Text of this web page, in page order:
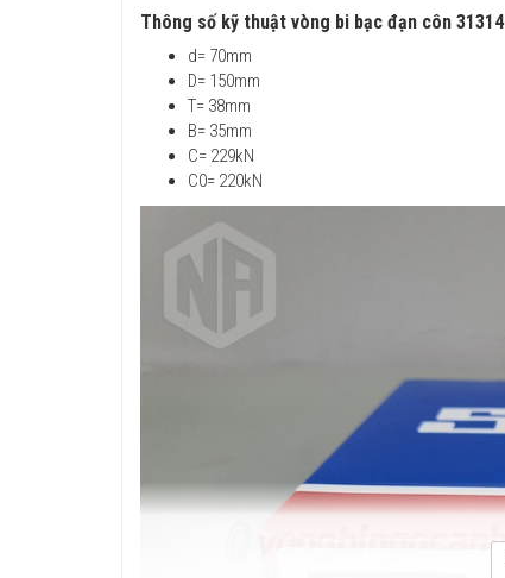
Thông số kỹ thuật vòng bi bạc đạn côn 31314
d= 70mm
D= 150mm
T= 38mm
B= 35mm
C= 229kN
C0= 220kN​